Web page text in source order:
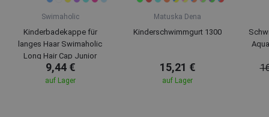
Swimaholic
Kinderbadekappe für
langes Haar Swimaholic
Long Hair Cap Junior
9,44 €
auf Lager
Matuska Dena
Kinderschwimmgurt 1300
15,21 €
auf Lager